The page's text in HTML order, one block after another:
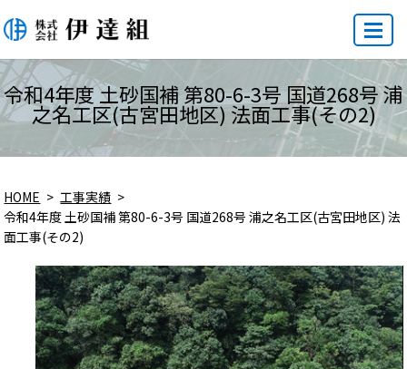
MENU
令和4年度 土砂国補 第80-6-3号 国道268号 浦
之名工区(古宮田地区) 法面工事(その2)
HOME
工事実績
令和4年度 土砂国補 第80-6-3号 国道268号 浦之名工区(古宮田地区) 法
面工事(その2)